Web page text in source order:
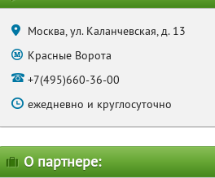
Москва, ул. Каланчевская, д. 13
Красные Ворота
+7(495)660-36-00
ежедневно и круглосуточно
О партнере: